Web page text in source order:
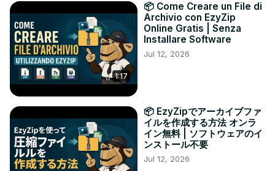
1:17
📦 Come Creare un File di
Archivio con EzyZip
Online Gratis | Senza
Installare Software
Jul 12, 2026
📦 EzyZipでアーカイブファ
イルを作成する方法 オンラ
イン無料 | ソフトウェアのイ
ンストール不要
Jul 12, 2026